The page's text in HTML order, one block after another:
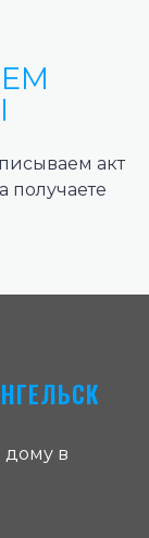
акт
получаете
дому в